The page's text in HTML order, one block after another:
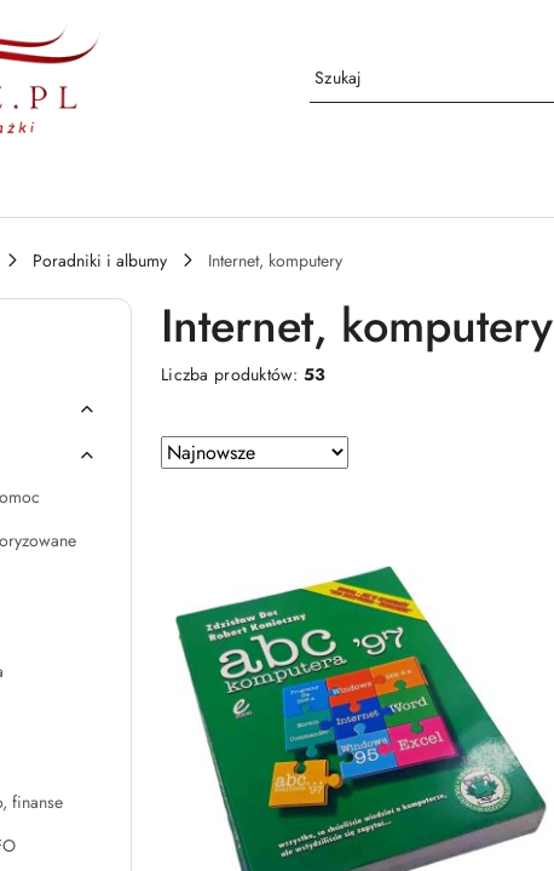
Poradniki i albumy Internet, komputery
finanse
Internet, komputery
Liczba produktów:53
Zastosowano
sortowanie:
Sortuj
według